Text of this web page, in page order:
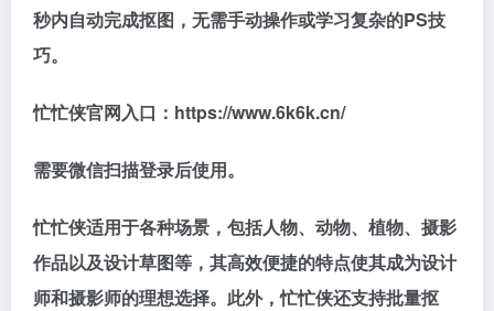
秒内自动完成抠图，无需手动操作或学习复杂的PS技
巧。
忙忙侠官网入口：https://www.6k6k.cn/
需要微信扫描登录后使用。
忙忙侠适用于各种场景，包括人物、动物、植物、摄影
作品以及设计草图等，其高效便捷的特点使其成为设计
师和摄影师的理想选择。此外，忙忙侠还支持批量抠